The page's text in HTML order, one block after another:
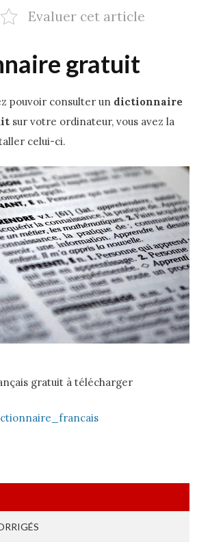
Evaluer cet article
gratuit
pouvoir consulter un dictionnaire
sur votre ordinateur, vous avez la
celui-ci.
gratuit à télécharger